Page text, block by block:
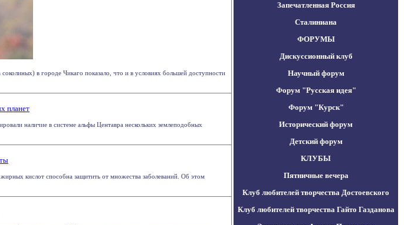
в городе Чикаго показало, что и в условиях большей доступности
планет
наличие в системе альфы Центавра нескольких землеподобных
кислот способна защитить от множества заболеваний. Об этом
Запечатленная Россия
Сталиниана
ФОРУМЫ
Дискуссионный клуб
Научный форум
Форум "Русская идея"
Форум "Курск"
Исторический форум
Детский форум
КЛУБЫ
Пятничные вечера
Клуб любителей творчества Достоевского
Клуб любителей творчества Гайто Газданова